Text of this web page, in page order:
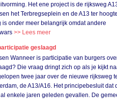
Het ene project is de rijksweg
het Terbregseplein en de A13 ter
is onder meer belangrijk omdat andere
>> Lees meer
geslaagd
Wanneer is participatie van burgers
Die vraag dringt zich op als je kijkt
twee jaar over de nieuwe rijksweg
de A13/A16. Het principebesluit dat
enkele jaren geleden gevallen. De